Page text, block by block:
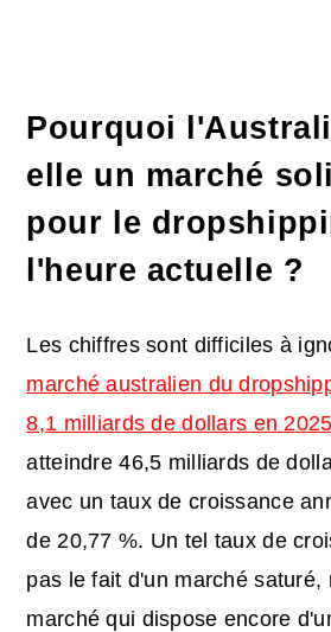
Pourquoi
elle un marché
pour le
l'heure actuelle ?
Les chiffres sont difficiles à
marché australien du
8,1 milliards de dollars en 2025
atteindre 46,5 milliards de
avec un taux de croissance
de 20,77 %. Un tel taux de
pas le fait d'un marché saturé,
marché qui dispose encore